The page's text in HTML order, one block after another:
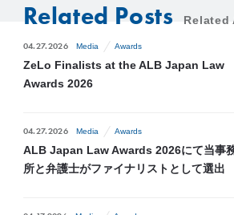
Related Posts Related
04.27.2026 Media Awards
ZeLo Finalists at the ALB Japan Law
Awards 2026
04.27.2026 Media Awards
ALB Japan Law Awards 2026にて当事
所と弁護士がファイナリストとして選出